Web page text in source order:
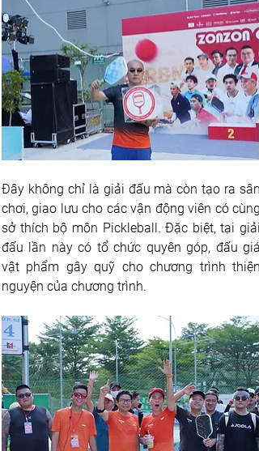
Đây không chỉ là giải đấu mà còn tạo ra sân
chơi, giao lưu cho các vận động viên có cùng
sở thích bộ môn Pickleball. Đặc biệt, tại giải
đấu lần này có tổ chức quyên góp, đấu giá
vật phẩm gây quỹ cho chương trình thiện
nguyện của chương trình.